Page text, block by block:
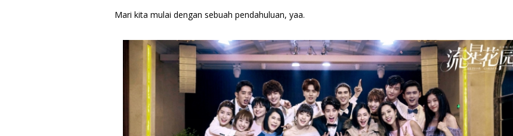
Mari kita mulai dengan sebuah pendahuluan, yaa.